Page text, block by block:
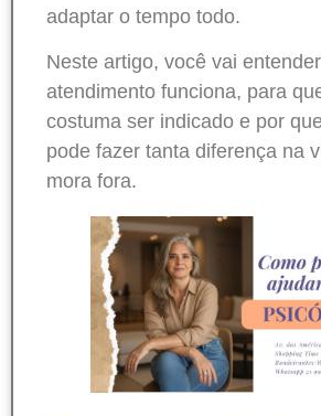
adaptar o tempo todo.
Neste artigo, você vai
atendimento funciona, para
costuma ser indicado e por
pode fazer tanta diferença na
mora fora.